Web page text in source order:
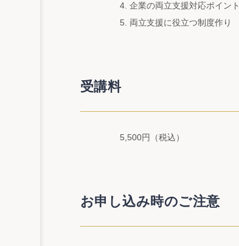
4. 企業の両立支援対応ポイント
5. 両立支援に役立つ制度作り
受講料
5,500円（税込）
お申し込み時のご注意